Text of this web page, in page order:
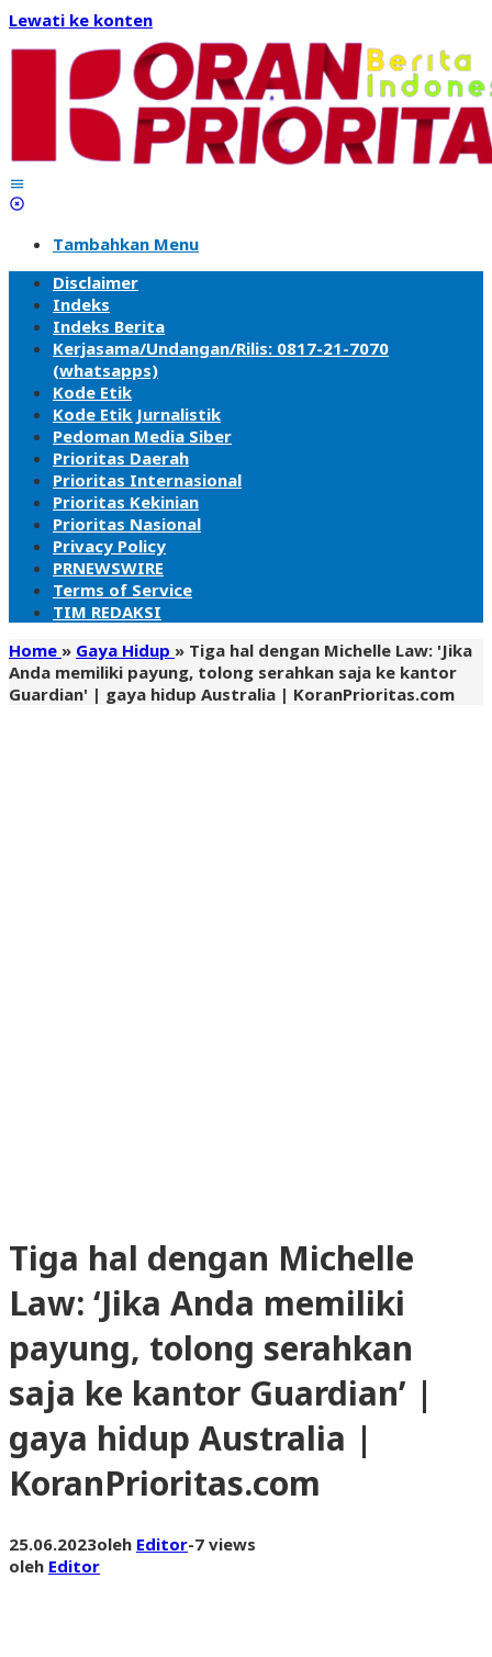
Lewati ke konten
Tambahkan Menu
Disclaimer
Indeks
Indeks Berita
Kerjasama/Undangan/Rilis: 0817-21-7070
(whatsapps)
Kode Etik
Kode Etik Jurnalistik
Pedoman Media Siber
Prioritas Daerah
Prioritas Internasional
Prioritas Kekinian
Prioritas Nasional
Privacy Policy
PRNEWSWIRE
Terms of Service
TIM REDAKSI
Home » Gaya Hidup » Tiga hal dengan Michelle Law: 'Jika
Anda memiliki payung, tolong serahkan saja ke kantor
Guardian' | gaya hidup Australia | KoranPrioritas.com
Tiga hal dengan Michelle
Law: ‘Jika Anda memiliki
payung, tolong serahkan
saja ke kantor Guardian’ |
gaya hidup Australia |
KoranPrioritas.com
25.06.2023oleh Editor-7 views
oleh Editor